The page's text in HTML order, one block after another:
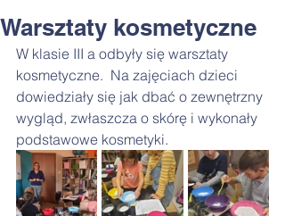
Warsztaty kosmetyczne
W klasie III a odbyły się warsztaty
kosmetyczne.  Na zajęciach dzieci
dowiedziały się jak dbać o zewnętrzny
wygląd, zwłaszcza o skórę i wykonały
podstawowe kosmetyki.